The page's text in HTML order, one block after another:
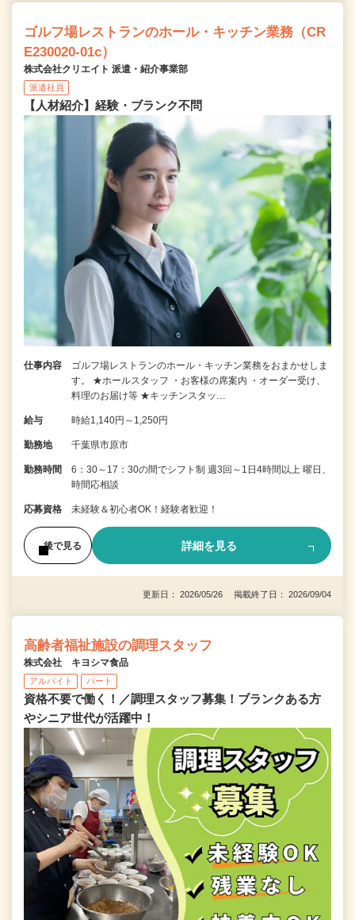
ゴルフ場レストランのホール・キッチン業務（CR
E230020-01c）
株式会社クリエイト 派遣・紹介事業部
派遣社員
【人材紹介】経験・ブランク不問
仕事内容
ゴルフ場レストランのホール・キッチン業務をおまかせしま
す。 ★ホールスタッフ ・お客様の席案内 ・オーダー受け、
料理のお届け等 ★キッチンスタッ…
給与 時給1,140円～1,250円
勤務地 千葉県市原市
勤務時間
6：30～17：30の間でシフト制 週3回～1日4時間以上 曜日、
時間応相談
応募資格 未経験＆初心者OK！経験者歓迎！
後で見る 詳細を見る
更新日： 2026/05/26 掲載終了日： 2026/09/04
高齢者福祉施設の調理スタッフ
株式会社 キヨシマ食品
アルバイト パート
資格不要で働く！／調理スタッフ募集！ブランクある方
やシニア世代が活躍中！